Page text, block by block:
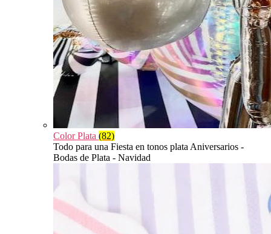
Color Plata (82)
Todo para una Fiesta en tonos plata Aniversarios -
Bodas de Plata - Navidad